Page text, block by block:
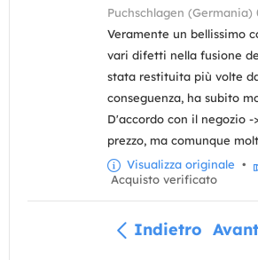
Puchschlagen (Germania)
Veramente un bellissimo
vari difetti nella fusione
stata restituita più volte
conseguenza, ha subito
D'accordo con il negozio -
prezzo, ma comunque
Visualizza originale •
Acquisto verificato
Indietro